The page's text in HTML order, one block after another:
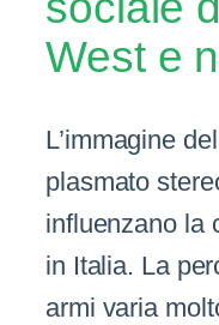
West e
L’immagine
plasmato
influenzano la
in Italia. La
armi varia